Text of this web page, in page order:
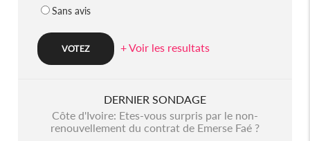
Sans avis
+ Voir les resultats
DERNIER SONDAGE
Côte d'Ivoire: Etes-vous surpris par le non-
renouvellement du contrat de Emerse Faé ?